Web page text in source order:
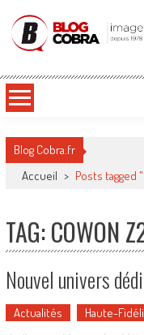
Blog Cobra
Blog Cobra.fr
Accueil > Posts tagged
TAG: COWON
Nouvel univers
Actualités Haute-